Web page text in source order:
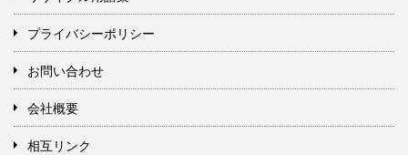
プライバシーポリシー
お問い合わせ
会社概要
相互リンク